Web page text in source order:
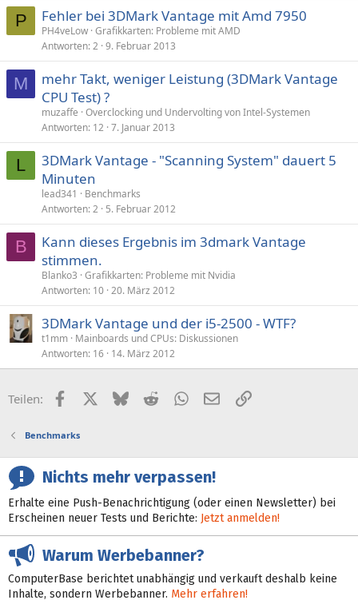
P Fehler bei 3DMark Vantage mit Amd 7950
PH4veLow Grafikkarten: Probleme mit AMD
Antworten 2 9. Februar 2013
M
mehr Takt, weniger Leistung (3DMark Vantage
CPU Test) ?
muzaffe Overclocking und Undervolting von Intel-Systemen
Antworten 12 7. Januar 2013
L
3DMark Vantage - "Scanning System" dauert 5
Minuten
lead341
Benchmarks
Antworten 2 5. Februar 2012
B
Kann dieses Ergebnis im 3dmark Vantage
stimmen.
Blanko3 Grafikkarten: Probleme mit Nvidia
Antworten 10 20. März 2012
3DMark Vantage und der i5-2500 - WTF?
t1mm Mainboards und CPUs: Diskussionen
Antworten 16 14. März 2012
Teilen: FacebookX (Twitter)
BlueskyRedditWhatsApp
E-MailLink
Benchmarks
Nichts mehr verpassen!
Erhalte eine Push-Benachrichtigung (oder einen Newsletter) bei
Erscheinen neuer Tests und Berichte: Jetzt anmelden!
Warum Werbebanner?
ComputerBase berichtet unabhängig und verkauft deshalb keine
Inhalte, sondern Werbebanner. Mehr erfahren!